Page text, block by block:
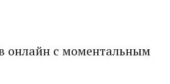
онлайн с моментальным